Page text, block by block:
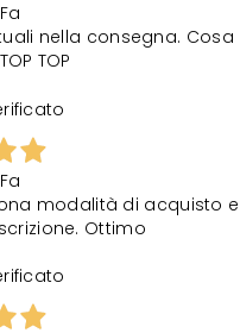
nella consegna. Cosa
TOP
modalità di acquisto e
Ottimo